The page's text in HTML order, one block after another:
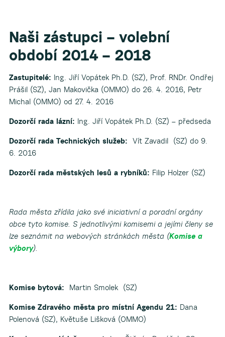
Naši zástupci – volební
období 2014 – 2018
Zastupitelé: Ing. Jiří Vopátek Ph.D. (SZ), Prof. RNDr. Ondřej
Prášil (SZ), Jan Makovička (OMMO) do 26. 4. 2016, Petr
Michal (OMMO) od 27. 4. 2016
Dozorčí rada lázní: Ing. Jiří Vopátek Ph.D. (SZ) – předseda
Dozorčí rada Technických služeb: Vít Zavadil (SZ) do 9.
6. 2016
Dozorčí rada městských lesů a rybníků: Filip Holzer (SZ)
Rada města zřídila jako své iniciativní a poradní orgány
obce tyto komise. S jednotlivými komisemi a jejími členy se
lze seznámit na webových stránkách města (Komise a
výbory).
Komise bytová: Martin Smolek (SZ)
Komise Zdravého města pro místní Agendu 21: Dana
Polenová (SZ), Květuše Lišková (OMMO)